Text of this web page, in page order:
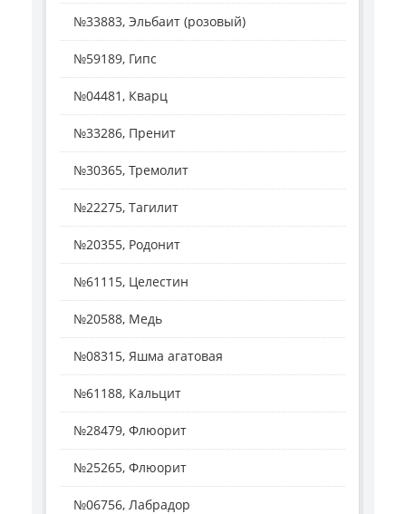
№33883, Эльбаит (розовый)
№59189, Гипс
№04481, Кварц
№33286, Пренит
№30365, Тремолит
№22275, Тагилит
№20355, Родонит
№61115, Целестин
№20588, Медь
№08315, Яшма агатовая
№61188, Кальцит
№28479, Флюорит
№25265, Флюорит
№06756, Лабрадор